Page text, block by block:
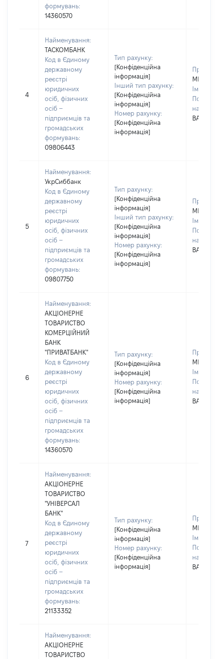
формувань:
14360570
4
Найменування:
ТАСКОМБАНК
Код в Єдиному
державному
реєстрі
юридичних
осіб, фізичних
осіб –
підприємців та
громадських
формувань:
09806443
Тип рахунку:
[Конфіденційна
інформація]
Інший тип рахунку:
[Конфіденційна
інформація]
Номер рахунку:
[Конфіденційна
інформація]
Ім'я:
По
5
Найменування:
УкрСиббанк
Код в Єдиному
державному
реєстрі
юридичних
осіб, фізичних
осіб –
підприємців та
громадських
формувань:
09807750
Тип рахунку:
[Конфіденційна
інформація]
Інший тип рахунку:
[Конфіденційна
інформація]
Номер рахунку:
[Конфіденційна
інформація]
Ім'я:
По
6
Найменування:
АКЦІОНЕРНЕ
ТОВАРИСТВО
КОМЕРЦІЙНИЙ
БАНК
"ПРИВАТБАНК"
Код в Єдиному
державному
реєстрі
юридичних
осіб, фізичних
осіб –
підприємців та
громадських
формувань:
14360570
Тип рахунку:
[Конфіденційна
інформація]
Номер рахунку:
[Конфіденційна
інформація]
Ім'я:
По
7
Найменування:
АКЦІОНЕРНЕ
ТОВАРИСТВО
"УНІВЕРСАЛ
БАНК"
Код в Єдиному
державному
реєстрі
юридичних
осіб, фізичних
осіб –
підприємців та
громадських
формувань:
21133352
Тип рахунку:
[Конфіденційна
інформація]
Номер рахунку:
[Конфіденційна
інформація]
Ім'я:
По
Найменування:
АКЦІОНЕРНЕ
ТОВАРИСТВО